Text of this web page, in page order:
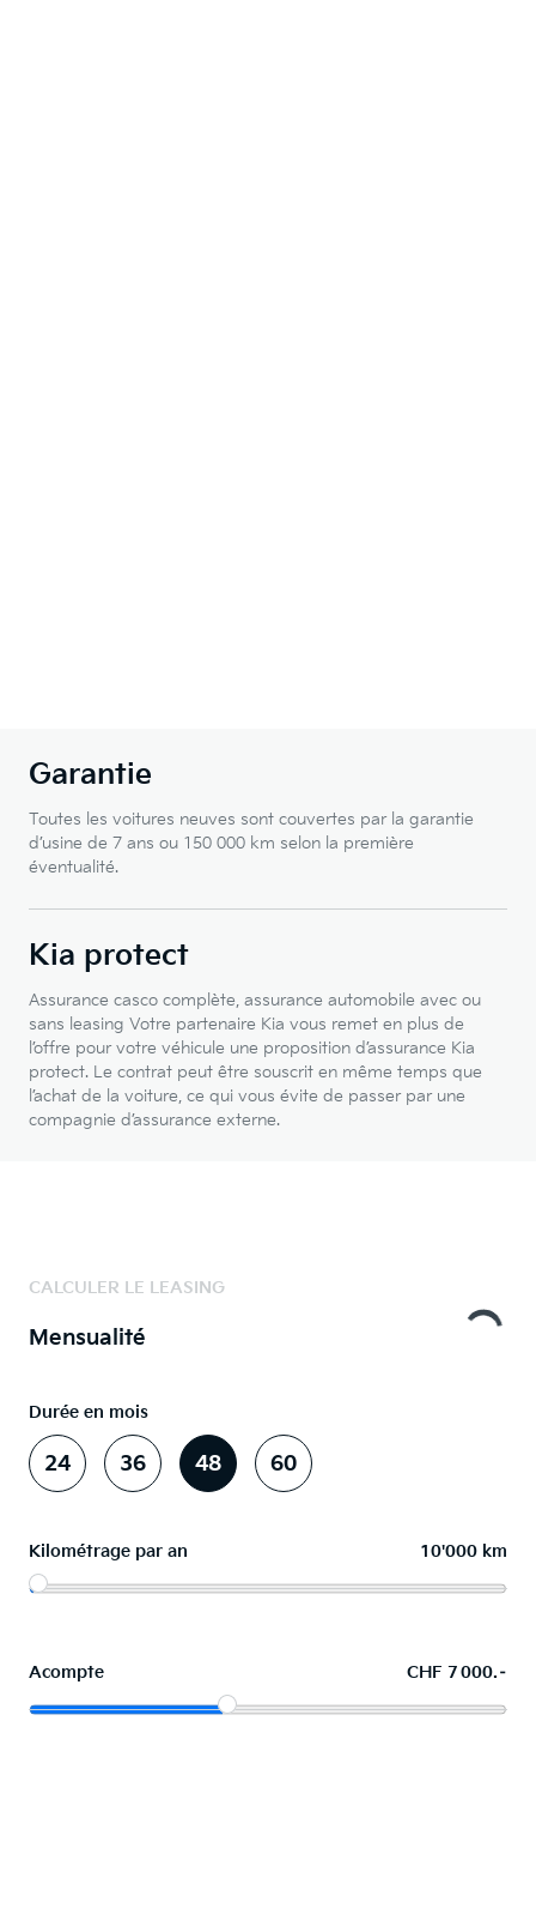
Garantie
Toutes les voitures neuves sont couvertes par la garantie
d’usine de 7 ans ou 150 000 km selon la première
éventualité.
Kia protect
Assurance casco complète, assurance automobile avec ou
sans leasing Votre partenaire Kia vous remet en plus de
l’offre pour votre véhicule une proposition d’assurance Kia
protect. Le contrat peut être souscrit en même temps que
l’achat de la voiture, ce qui vous évite de passer par une
compagnie d’assurance externe.
CALCULER LE LEASING
Mensualité
Durée en mois
24 36 48 60
Kilométrage par an 10'000 km
Acompte CHF 7 000.–